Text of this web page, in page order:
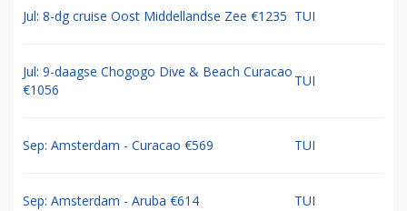
Jul: 8-dg cruise Oost Middellandse Zee €1235 TUI
Jul: 9-daagse Chogogo Dive & Beach Curacao
€1056
TUI
Sep: Amsterdam - Curacao €569 TUI
Sep: Amsterdam - Aruba €614 TUI